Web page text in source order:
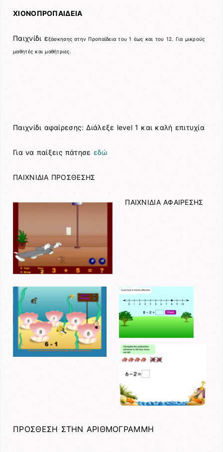
ΧΙΟΝΟΠΡΟΠΑΙΔΕΙΑ
Παιχνίδι εξάσκησης στην Προπαίδεια του 1 έως και του 12. Για μικρούς
μαθητές και μαθήτριες.
Παιχνίδι αφαίρεσης: Διάλεξε level 1 και καλή επιτυχία
Για να παίξεις πάτησε εδώ
ΠΑΙΧΝΙΔΙΑ ΠΡΟΣΘΕΣΗΣ
ΠΑΙΧΝΙΔΙΑ ΑΦΑΙΡΕΣΗΣ
ΠΡΟΣΘΕΣΗ ΣΤΗΝ ΑΡΙΘΜΟΓΡΑΜΜΗ